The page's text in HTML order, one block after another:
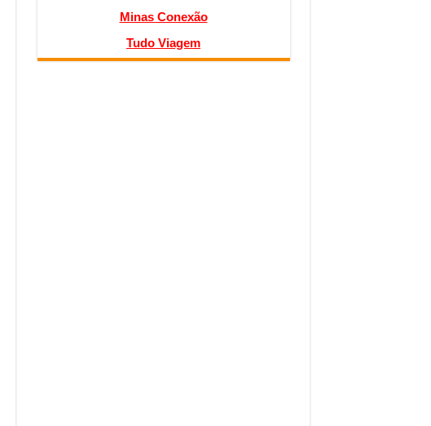
Minas Conexão
Tudo Viagem